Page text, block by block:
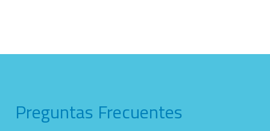
Preguntas Frecuentes